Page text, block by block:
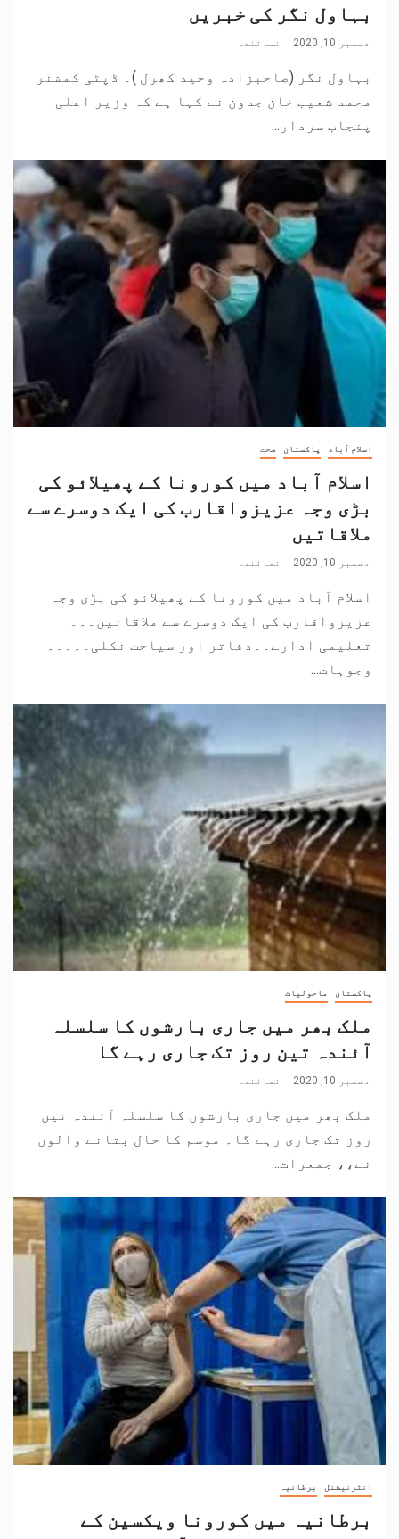
بہاول نگر کی خبریں
دسمبر 10, 2020 نمائندہ
بہاول نگر (صاحبزادہ وحید کھرل )۔ ڈپٹی کمشنر
محمد شعیب خان جدون نے کہا ہے کہ وزیر اعلی
پنجاب سردار...
اسلام آباد پاکستان صحت
اسلام آباد میں کورونا کے پھیلائو کی
بڑی وجہ عزیزواقارب کی ایک دوسرے سے
ملاقاتیں
دسمبر 10, 2020 نمائندہ
اسلام آباد میں کورونا کے پھیلائو کی بڑی وجہ
عزیزواقارب کی ایک دوسرے سے ملاقاتیں۔۔۔
تعلیمی ادارے۔۔دفاتر اور سیاحت نکلی۔۔۔۔۔
وجوہات...
پاکستان ماحولیات
ملک بھر میں جاری بارشوں کا سلسلہ
آئندہ تین روز تک جاری رہے گا
دسمبر 10, 2020 نمائندہ
ملک بھر میں جاری بارشوں کا سلسلہ آئندہ تین
روز تک جاری رہے گا۔ موسم کا حال بتانے والوں
نے،، جمعرات...
انٹرنیشنل برطانیہ
برطانیہ میں کورونا ویکسین کے